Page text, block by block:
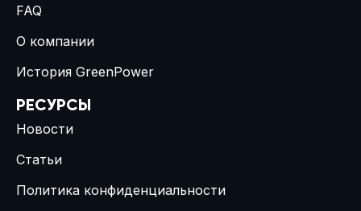
FAQ
О компании
История GreenPower
РЕСУРСЫ
Новости
Статьи
Политика конфиденциальности